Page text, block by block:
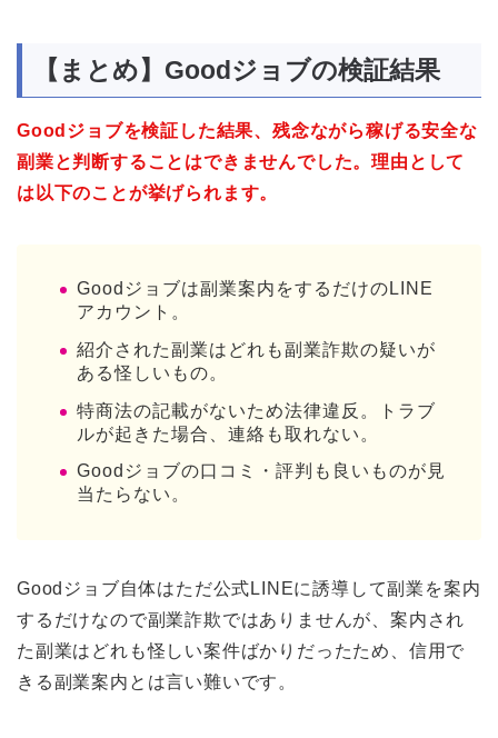
【まとめ】Goodジョブの検証結果
Goodジョブを検証した結果、残念ながら稼げる安全な
副業と判断することはできませんでした。理由として
は以下のことが挙げられます。
Goodジョブは副業案内をするだけのLINE
アカウント。
紹介された副業はどれも副業詐欺の疑いが
ある怪しいもの。
特商法の記載がないため法律違反。トラブ
ルが起きた場合、連絡も取れない。
Goodジョブの口コミ・評判も良いものが見
当たらない。
Goodジョブ自体はただ公式LINEに誘導して副業を案内
するだけなので副業詐欺ではありませんが、案内され
た副業はどれも怪しい案件ばかりだったため、信用で
きる副業案内とは言い難いです。